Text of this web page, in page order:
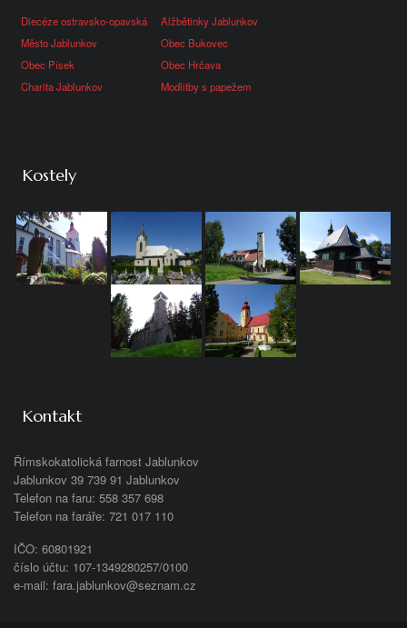
Diecéze ostravsko-opavská
Alžbětinky Jablunkov
Město Jablunkov
Obec Bukovec
Obec Písek
Obec Hrčava
Charita Jablunkov
Modlitby s papežem
Kostely
Kontakt
Římskokatolická farnost Jablunkov
Jablunkov 39 739 91 Jablunkov
Telefon na faru: 558 357 698
Telefon na faráře: 721 017 110
IČO: 60801921
číslo účtu: 107-1349280257/0100
e-mail: fara.jablunkov@seznam.cz